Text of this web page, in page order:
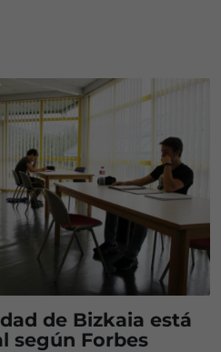
de Bizkaia está
según Forbes